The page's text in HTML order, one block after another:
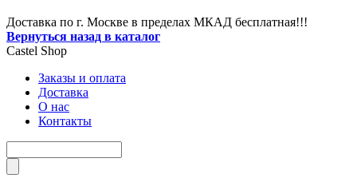
Доставка по г. Москве в пределах МКАД бесплатная!!!
Вернуться назад в каталог
Castel Shop
Заказы и оплата
Доставка
О нас
Контакты